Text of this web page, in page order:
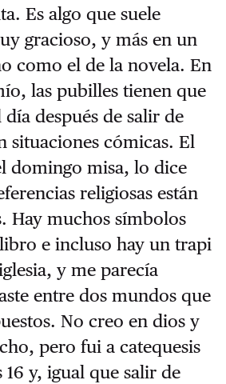
Es algo que suele
gracioso, y más en un
como el de la novela. En
las pubilles tienen que
después de salir de
situaciones cómicas. El
domingo misa, lo dice
religiosas están
Hay muchos símbolos
e incluso hay un trapi
y me parecía
entre dos mundos que
No creo en dios y
pero fui a catequesis
16 y, igual que salir de